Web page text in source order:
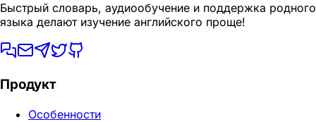
Быстрый словарь, аудиообучение и поддержка родного
языка делают изучение английского проще!
Продукт
Особенности